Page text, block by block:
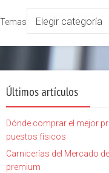
Temas
Últimos artículos
Dónde comprar el mejor
puestos físicos
Carnicerías del Mercado
premium